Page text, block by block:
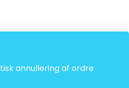
annullering af ordre